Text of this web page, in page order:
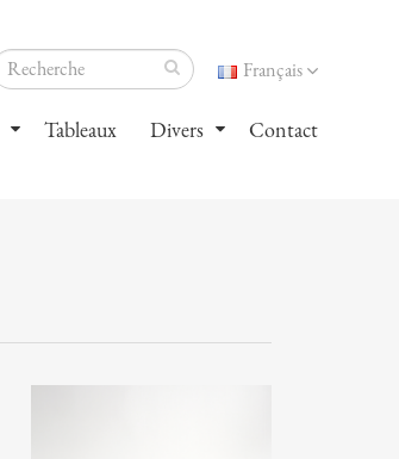
Français
Tableaux Divers Contact